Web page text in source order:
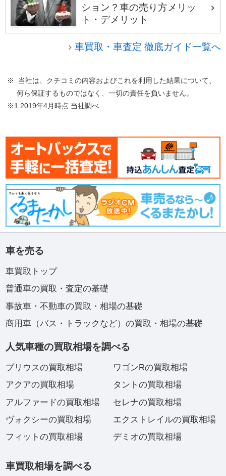
ション？車の売り方メリッ
ト・デメリット
車買取・車査定 徹底ガイド一覧へ
※ 当社は、クチコミの内容およびこれを利用した結果について、
何ら保証するものではなく、一切の責任を負いません。
※1 2019年4月時点 当社調べ
車を売る
車買取トップ
普通車の買取・査定の基礎
事故車・不動車の買取・相場の基礎
商用車（バス・トラックなど）の買取・相場の基礎
人気車種の買取相場を調べる
プリウスの買取相場
アクアの買取相場
アルファードの買取相場
ヴォクシーの買取相場
フィットの買取相場
ワゴンRの買取相場
タントの買取相場
セレナの買取相場
エクストレイルの買取相場
デミオの買取相場
車買取相場を調べる